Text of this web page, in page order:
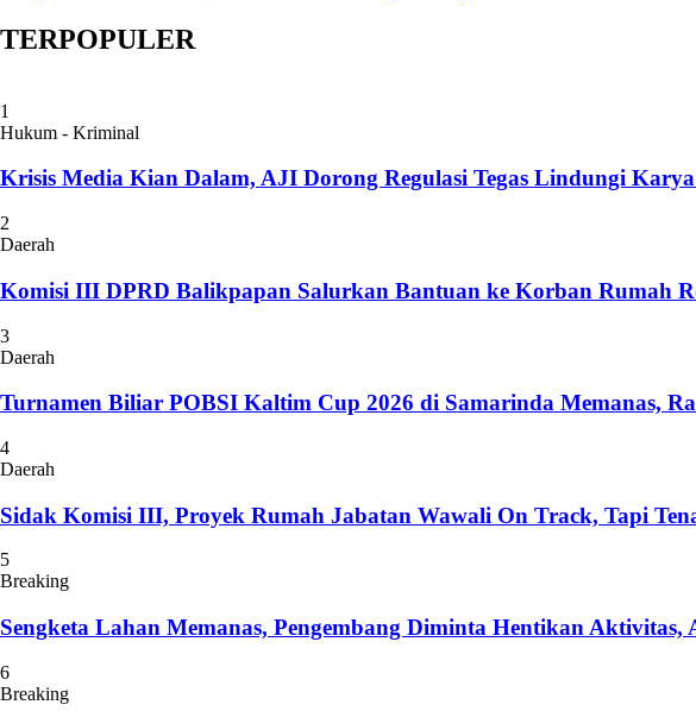
TERPOPULER
1
Hukum - Kriminal
Krisis Media Kian Dalam, AJI Dorong Regulasi Tegas Lindungi
2
Daerah
Komisi III DPRD Balikpapan Salurkan Bantuan ke Korban Rumah
3
Daerah
Turnamen Biliar POBSI Kaltim Cup 2026 di Samarinda Memanas,
4
Daerah
Sidak Komisi III, Proyek Rumah Jabatan Wawali On Track, Tapi
5
Breaking
Sengketa Lahan Memanas, Pengembang Diminta Hentikan
6
Breaking